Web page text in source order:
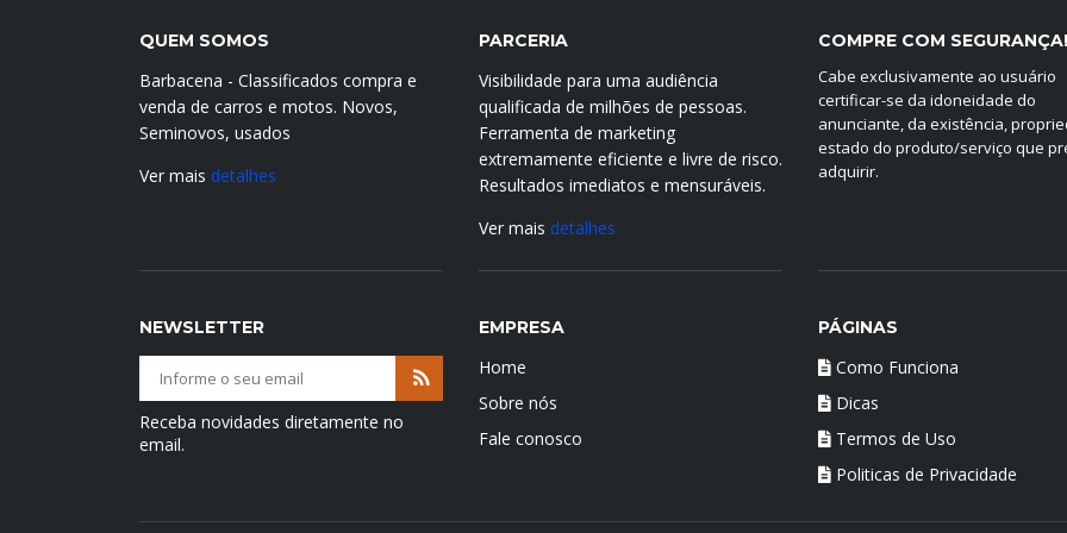
QUEM SOMOS
Barbacena - Classificados compra e
venda de carros e motos. Novos,
Seminovos, usados
Ver mais detalhes
PARCERIA
Visibilidade para uma audiência
qualificada de milhões de pessoas.
Ferramenta de marketing
extremamente eficiente e livre de risco.
Resultados imediatos e mensuráveis.
Ver mais detalhes
COMPRE COM SEGURANÇA!
Cabe exclusivamente ao usuário
certificar-se da idoneidade do
anunciante, da existência,
estado do produto/serviço que
adquirir.
NEWSLETTER
Receba novidades diretamente no
email.
EMPRESA
Home
Sobre nós
Fale conosco
PÁGINAS
Como Funciona
Dicas
Termos de Uso
Politicas de Privacidade